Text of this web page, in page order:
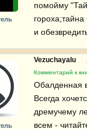
помойму
и
Vezuchayalu
Комментарий к
Обалденная
Всегда
дремучему
всем -